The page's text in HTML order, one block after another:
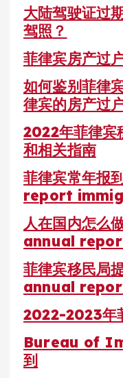
大陆驾驶证过
驾照？
菲律宾房产过
如何鉴别菲律
律宾的房产过
2022年菲律宾
和相关指南
菲律宾常年报
report
人在国内怎么
annual
菲律宾移民局
annual report
2022-2023年
Bureau of
到